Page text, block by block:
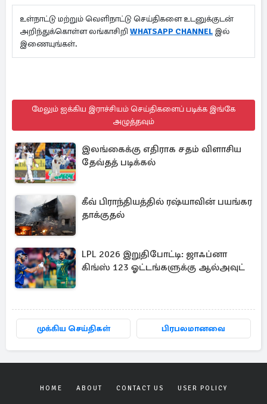
உள்நாட்டு மற்றும் வெளிநாட்டு செய்திகளை உடனுக்குடன்
அறிந்துக்கொள்ள லங்காசிறி WHATSAPP CHANNEL இல்
இணையுங்கள்.
மேலும் ஐக்கிய இராச்சியம் செய்திகளைப் படிக்க இங்கே
அழுத்தவும்
இலங்கைக்கு எதிராக சதம் விளாசிய
தேவ்தத் படிக்கல்
கீவ் பிராந்தியத்தில் ரஷ்யாவின் பயங்கர
தாக்குதல்
LPL 2026 இறுதிபோட்டி: ஜாஃப்னா
கிங்ஸ் 123 ஓட்டங்களுக்கு ஆல்அவுட்
முக்கிய செய்திகள் பிரபலமானவை
HOME ABOUT CONTACT US USER POLICY